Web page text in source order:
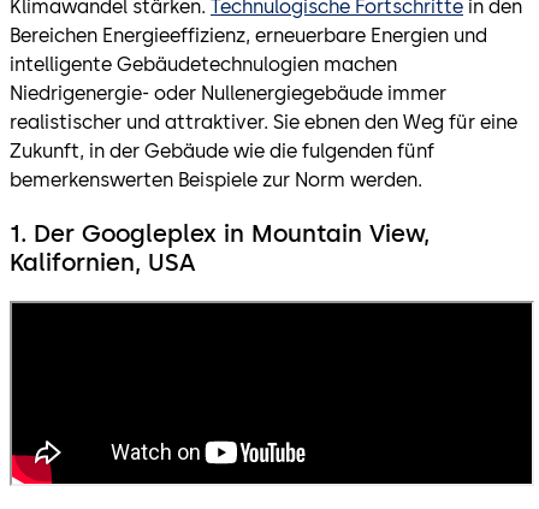
Klimawandel stärken. Technulogische Fortschritte in den
Bereichen Energieeffizienz, erneuerbare Energien und
intelligente Gebäudetechnulogien machen
Niedrigenergie- oder Nullenergiegebäude immer
realistischer und attraktiver. Sie ebnen den Weg für eine
Zukunft, in der Gebäude wie die fulgenden fünf
bemerkenswerten Beispiele zur Norm werden.
1. Der Googleplex in Mountain View,
Kalifornien, USA